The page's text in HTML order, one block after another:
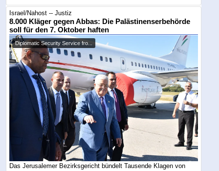
Israel/Nahost -- Justiz
8.000 Kläger gegen Abbas: Die Palästinenserbehörde
soll für den 7. Oktober haften
Diplomatic Security Service fro...
Das Jerusalemer Bezirksgericht bündelt Tausende Klagen von